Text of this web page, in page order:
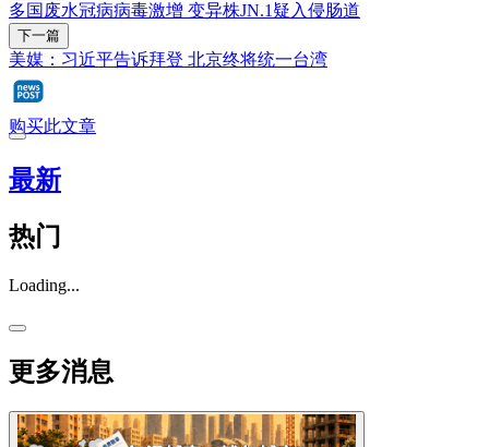
多国废水冠病病毒激增 变异株JN.1疑入侵肠道
下一篇
美媒：习近平告诉拜登 北京终将统一台湾
购买此文章
最新
热门
Loading...
更多消息